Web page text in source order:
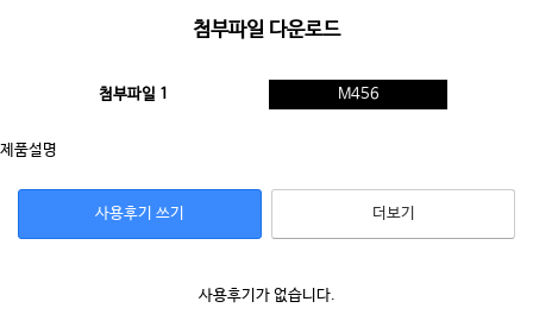
첨부파일 다운로드
첨부파일 1 M456
제품설명
사용후기 쓰기 더보기
사용후기가 없습니다.